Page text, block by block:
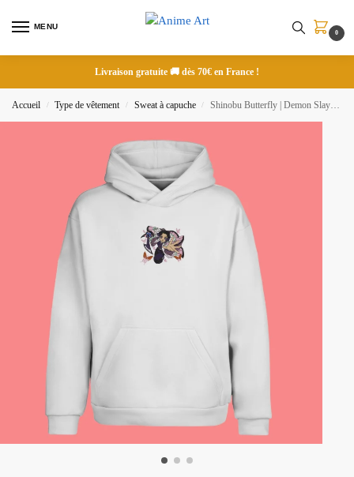
MENU
0
Livraison gratuite 🚚 dès 70€ en France !
Accueil / Type de vêtement / Sweat à capuche / Shinobu Butterfly | Demon Slayer | Sweat à capuche brodé